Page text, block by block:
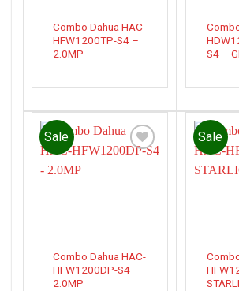
Combo Dahua HAC-
HFW1200TP-S4 –
2.0MP
S4 –
Sale
Combo Dahua HAC-
HFW1200DP-S4 –
2.0MP
Sale